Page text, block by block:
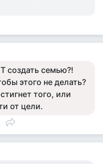
создать семью?!
этого не делать?
того, или
от цели.